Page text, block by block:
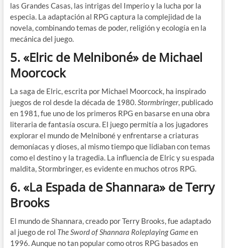
las Grandes Casas, las intrigas del Imperio y la lucha por la
especia. La adaptación al RPG captura la complejidad de la
novela, combinando temas de poder, religión y ecología en la
mecánica del juego.
5. «Elric de Melniboné» de Michael
Moorcock
La saga de Elric, escrita por Michael Moorcock, ha inspirado
juegos de rol desde la década de 1980.Stormbringer, publicado
en 1981, fue uno de los primeros RPG en basarse en una obra
literaria de fantasía oscura. El juego permitía a los jugadores
explorar el mundo de Melniboné y enfrentarse a criaturas
demoníacas y dioses, al mismo tiempo que lidiaban con temas
como el destino y la tragedia. La influencia de Elric y su espada
maldita, Stormbringer, es evidente en muchos otros RPG.
6. «La Espada de Shannara» de Terry
Brooks
El mundo de Shannara, creado por Terry Brooks, fue adaptado
al juego de rol The Sword of Shannara Roleplaying Gameen
1996. Aunque no tan popular como otros RPG basados en